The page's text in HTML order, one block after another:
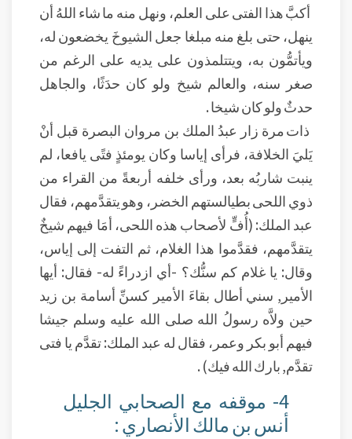
أكبَّ هذا الفتى على العلم، ونهل منه ما شاء اللهُ أن
ينهل، حتى بلغ منه مبلغا جعل الشيوخَ يخضعون له،
ويأتمُّون به، ويتتلمذون على يديه على الرغم من
صغر سنه، والعالم شيخ ولو كان حدَثًا، والجاهل
حدثٌ ولو كان شيخا .
ذات مرة زار عبدُ الملك بن مروان البصرة قبل أنْ
يَليَ الخلافة، فرأى إياسا وكان يومئذٍ فتًى يافعا، لم
ينبت شاربُه بعد، ورأى خلفه أربعةً من القراء من
ذوي اللحى بطيالستهم الخضر، وهو يتقدَّمهم، فقال
عبد الملك: (أُفٍّ لأصحاب هذه اللحى، أمَا فيهم شيخٌ
يتقدَّمهم، فقدَّموا هذا الغلام، ثم التفت إلى إياس،
وقال: يا غلام كم سنُّك؟ -أي ازدراءً له- فقال: أيها
الأمير, سني أطال بقاءَ الأمير كسنِّ أسامة بن زيد
حين ولاَّه رسولُ الله صلى الله عليه وسلم جيشا
فيهم أبو بكر وعمر، فقال له عبد الملك: تقدَّم يا فتى
تقدَّم, بارك الله فيك) .
4- موقفه مع الصحابي الجليل
أنس بن مالك الأنصاري :